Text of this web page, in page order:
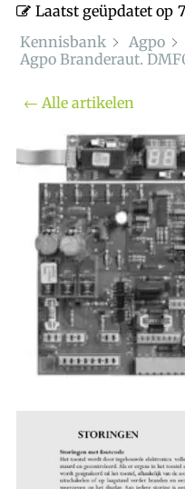
Laatst geüpdatet op
Kennisbank
Agpo
Agpo Branderaut.
← Alle artikelen